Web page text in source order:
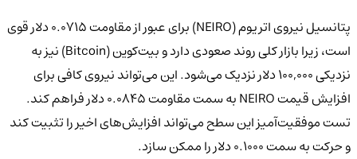
پتانسیل نیروی اتریوم (NEIRO) برای عبور از مقاومت 0.0715 دلار قوی
است، زیرا بازار کلی روند صعودی دارد و بیت‌کوین (Bitcoin) نیز به
نزدیکی 100,000 دلار نزدیک می‌شود. این می‌تواند نیروی کافی برای
افزایش قیمت NEIRO به سمت مقاومت 0.0845 دلار فراهم کند.
تست موفقیت‌آمیز این سطح می‌تواند افزایش‌های اخیر را تثبیت کند
و حرکت به سمت 0.1000 دلار را ممکن سازد.